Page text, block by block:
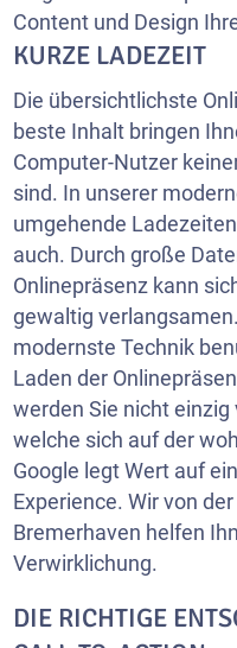
Content und Design
KURZE LADEZEIT
Die übersichtlichste
beste Inhalt bringen
Computer-Nutzer
sind. In unserer
umgehende
auch. Durch große
Onlinepräsenz kann
gewaltig
modernste Technik
Laden der
werden Sie nicht
welche sich auf der
Google legt Wert auf
Experience. Wir von
Bremerhaven helfen
Verwirklichung.
DIE RICHTIGE